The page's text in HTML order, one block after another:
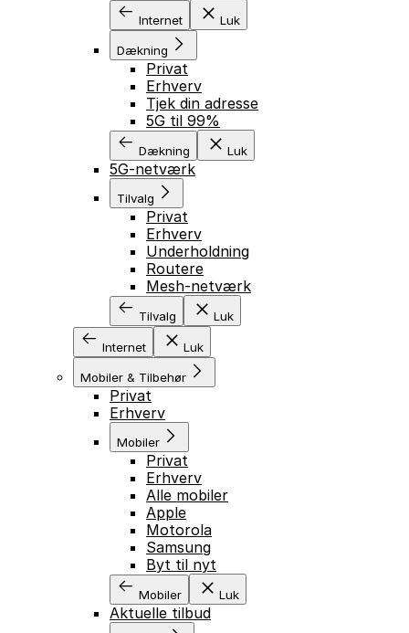
Internet Luk
Dækning
Privat
Erhverv
Tjek din adresse
5G til 99%
Dækning Luk
5G-netværk
Tilvalg
Privat
Erhverv
Underholdning
Routere
Mesh-netværk
Tilvalg Luk
Internet Luk
Mobiler & Tilbehør
Privat
Erhverv
Mobiler
Privat
Erhverv
Alle mobiler
Apple
Motorola
Samsung
Byt til nyt
Mobiler Luk
Aktuelle tilbud